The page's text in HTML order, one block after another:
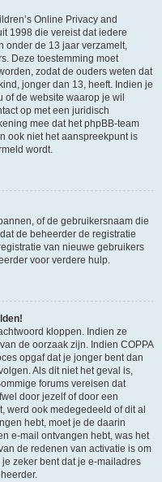
Online Privacy and
1998 die vereist dat iedere
onder de 13 jaar verzamelt,
Deze toestemming moet
zodat de ouders weten dat
jonger dan 13, heeft. Indien je
of de website waarop je wil
op met een juridisch
mee dat het phpBB-team
ook niet het aanspreekpunt is
wordt.
of de gebruikersnaam die
de beheerder de registratie
van nieuwe gebruikers
voor verdere hulp.
kloppen. Indien ze
de oorzaak zijn. Indien COPPA
opgaf dat je jonger bent dan
Als dit niet het geval is,
forums vereisen dat
door jezelf of door een
werd ook medegedeeld of dit al
hebt, moet je de daarin
e-mail ontvangen hebt, was het
de redenen van activatie is om
zeker bent dat je e-mailadres